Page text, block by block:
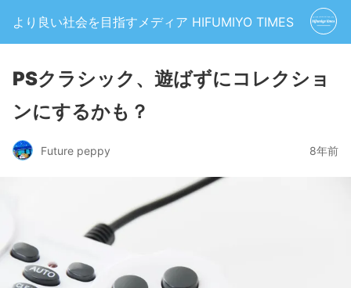
より良い社会を目指すメディア HIFUMIYO TIMES
PSクラシック、遊ばずにコレクショ
ンにするかも？
Future peppy 8年前